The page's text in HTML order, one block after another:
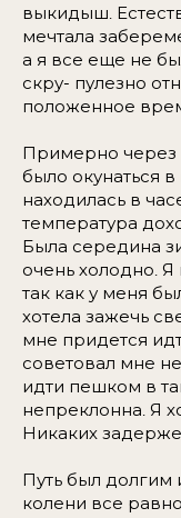
выкидыш.
мечтала
а я все еще не
скру- пулезно
положенное
Примерно
было окунаться
находилась в
температура
Была середина
очень холодно. Я
так как у меня
хотела зажечь
мне придется
советовал мне
идти пешком в
непреклонна. Я
Никаких
Путь был
колени все